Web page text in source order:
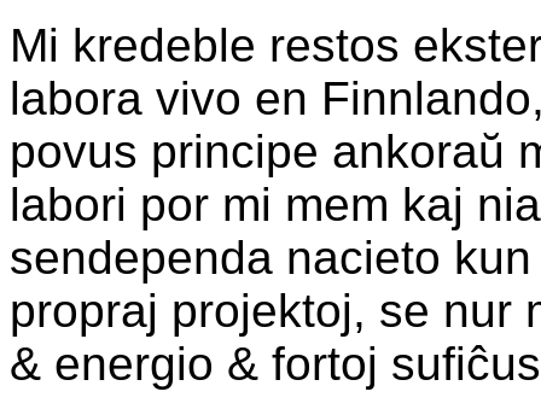
Mi kredeble restos
labora vivo en
povus principe ankoraŭ
labori por mi mem kaj
sendependa nacieto
propraj projektoj, se nur
& energio & fortoj